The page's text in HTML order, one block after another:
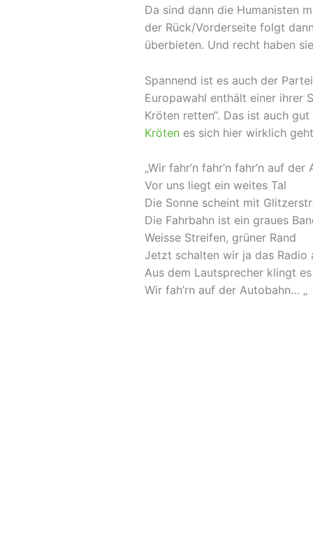
Da sind dann die Humanisten
der Rück/Vorderseite folgt
überbieten. Und recht haben
Spannend ist es auch der
Europawahl enthält einer ihrer
Kröten retten“. Das ist auch
Kröten es sich hier wirklich
„Wir fahr’n fahr’n fahr’n auf der
Vor uns liegt ein weites Tal
Die Sonne scheint mit
Die Fahrbahn ist ein graues
Weisse Streifen, grüner Rand
Jetzt schalten wir ja das Radio
Aus dem Lautsprecher klingt
Wir fah’rn auf der Autobahn… „